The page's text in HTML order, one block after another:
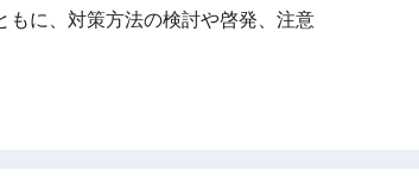
に、対策方法の検討や啓発、注意